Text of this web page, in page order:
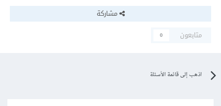
مشاركة
متابعون
0
اذهب إلى قائمة الأسئلة